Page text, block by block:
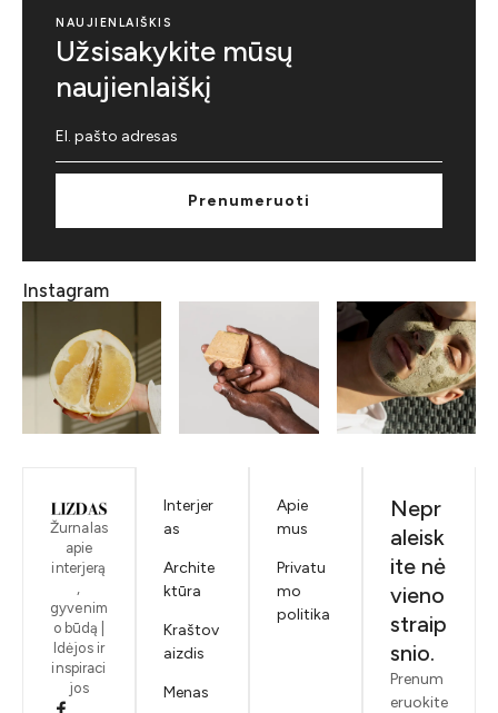
NAUJIENLAIŠKIS
Užsisakykite mūsų
naujienlaiškį
Prenumeruoti
Instagram
Žurnalas
apie
interjerą
,
gyvenim
o būdą |
Idėjos ir
inspiraci
jos
Interjer
as
Archite
ktūra
Kraštov
aizdis
Menas
Apie
mus
Privatu
mo
politika
Nepr
aleisk
ite nė
vieno
straip
snio.
Prenum
eruokite